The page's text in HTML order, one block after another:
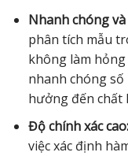
Nhanh chóng
phân tích mẫu
không làm
nhanh chóng
hưởng đến chất
Độ chính xác cao:
việc xác định